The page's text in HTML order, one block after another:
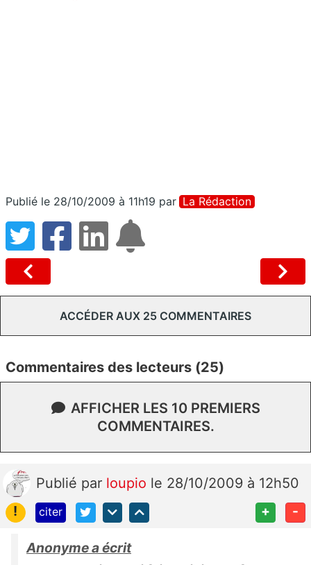
Publié le 28/10/2009 à 11h19 par La Rédaction
ACCÉDER AUX 25 COMMENTAIRES
Commentaires des lecteurs (25)
AFFICHER LES 10 PREMIERS
COMMENTAIRES.
Publié par loupio le 28/10/2009 à 12h50
!
citer + -
Anonyme a écrit